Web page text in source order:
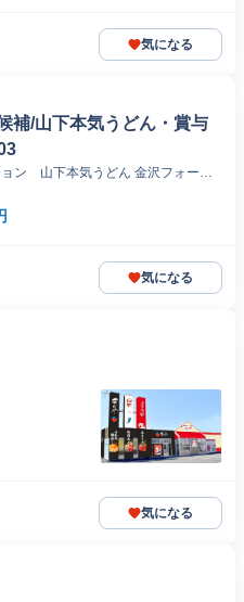
気になる
補/山下本気うどん・賞与
ン 山下本気うどん 金沢フォーラ
気になる
気になる